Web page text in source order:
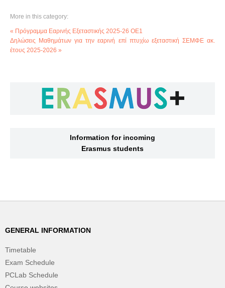
More in this category:
« Πρόγραμμα Εαρινής Εξεταστικής 2025-26 ΟΕ1
Δηλώσεις Μαθημάτων για την εαρινή επί πτυχίω εξεταστική ΣΕΜΦΕ ακ.
έτους 2025-2026 »
Information for incoming
Erasmus students
GENERAL INFORMATION
Timetable
Exam Schedule
PCLab Schedule